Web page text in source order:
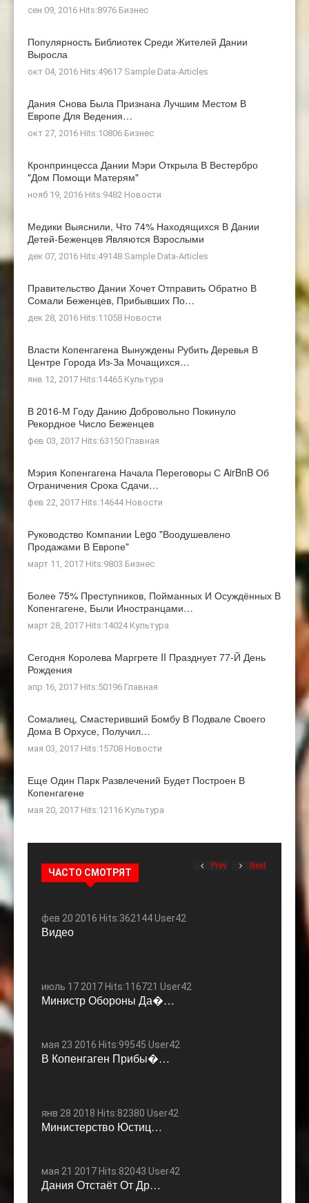
сен 09, 2016 Hits:8976 Бизнес
Популярность Библиотек Среди Жителей Дании
Выросла
окт 04, 2016 Hits:49617 Sample Data-Articles
Дания Снова Была Признана Лучшим Местом В
Европе Для Ведения…
окт 27, 2016 Hits:10806 Бизнес
Кронпринцесса Дании Мэри Открыла В Вестербро
"Дом Помощи Матерям"
нояб 19, 2016 Hits:9482 Новости
Медики Выяснили, Что 74% Находящихся В Дании
Детей-Беженцев Являются Взрослыми
дек 07, 2016 Hits:49148 Sample Data-Articles
Правительство Дании Хочет Отправить Обратно В
Сомали Беженцев, Прибывших По…
дек 28, 2016 Hits:11058 Новости
Власти Копенгагена Вынуждены Рубить Деревья В
Центре Города Из-За Мочащихся…
янв 12, 2017 Hits:14465 Культура
В 2016-М Году Данию Добровольно Покинуло
Рекордное Число Беженцев
фев 03, 2017 Hits:63150 Главная
Мэрия Копенгагена Начала Переговоры С AirBnB Об
Ограничения Срока Сдачи…
фев 22, 2017 Hits:14644 Новости
Руководство Компании Lego "воодушевлено
Продажами В Европе"
март 11, 2017 Hits:9803 Бизнес
Более 75% Преступников, Пойманных И Осуждённых В
Копенгагене, Были Иностранцами…
март 28, 2017 Hits:14024 Культура
Сегодня Королева Маргрете II Празднует 77-Й День
Рождения
апр 16, 2017 Hits:50196 Главная
Сомалиец, Смастеривший Бомбу В Подвале Своего
Дома В Орхусе, Получил…
мая 03, 2017 Hits:15708 Новости
Еще Один Парк Развлечений Будет Построен В
Копенгагене
мая 20, 2017 Hits:12116 Культура
ЧАСТО СМОТРЯТ
Prev Next
фев 20 2016 Hits:362144 User42
Видео
июль 17 2017 Hits:116721 User42
Министр Обороны Да�…
мая 23 2016 Hits:99545 User42
В Копенгаген Прибы�…
янв 28 2018 Hits:82380 User42
Министерство Юстиц…
мая 21 2017 Hits:82043 User42
Дания Отстаёт От Др…